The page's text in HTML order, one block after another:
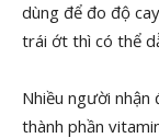
dùng để đo độ
trái ớt thì có thể
Nhiều người nhận
thành phần